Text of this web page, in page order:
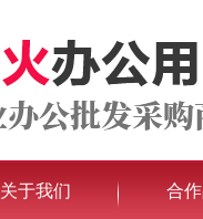
关于我们 合